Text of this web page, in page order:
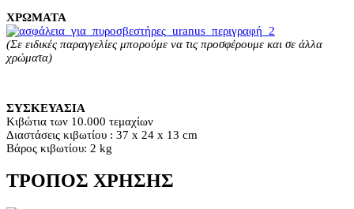
ΧΡΩΜΑΤΑ
(Σε ειδικές παραγγελίες μπορούμε να τις προσφέρουμε και σε άλλα
χρώματα)
ΣΥΣΚΕΥΑΣΙΑ
Κιβώτια των 10.000 τεμαχίων
Διαστάσεις κιβωτίου : 37 x 24 x 13 cm
Βάρος κιβωτίου: 2 kg
ΤΡΌΠΟΣ ΧΡΉΣΗΣ